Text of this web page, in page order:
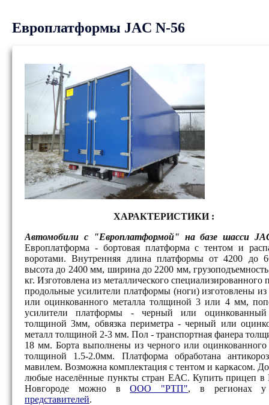
Европлатформы JAC N-56
ХАРАКТЕРИСТИКИ :
Автомобили с "Европлатформой" на базе шасси
Европлатформа - бортовая платформа с тентом и
воротами. Внутренняя длина платформы от 4200 до
высота до 2400 мм, ширина до 2200 мм,
кг. Изготовлена из металлического специализированного
продольные усилители платформы (ноги) изготовлены из
или оцинкованного металла толщиной 3 или 4 мм,
усилители платформы - черный или оцинкованный
толщиной 3мм, обвязка периметра - черный или
металл толщиной 2-3 мм. Пол - транспортная фанера
18 мм. Борта выполнены из черного или оцинкованного
толщиной 1.5-2.0мм. Платформа обработана
мавилем. Возможна комплектация с тентом и каркасом.
любые населённые пункты стран ЕАС. Купить прицеп
Новгороде можно в
ООО "РТП", в регионах у
представителей.